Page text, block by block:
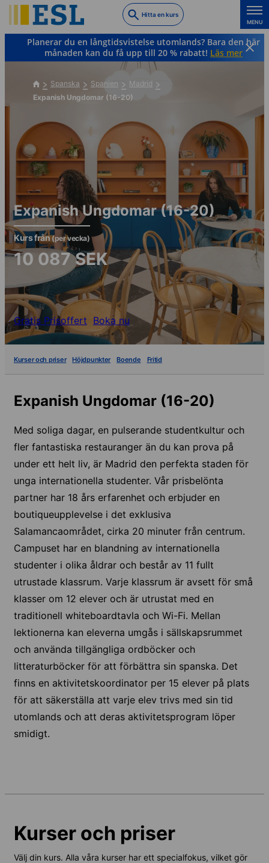
to
main
content
Hitta en kurs
MENU
Planerar du en långtidsvistelse utomlands? Bara den här
månaden kan du få upp till 20 % rabatt! Läs mer
Spanska Spanien
Madrid
Expanish Ungdomar (16-20)
Expanish Ungdomar (16-20)
Kurs från(per vecka)
10 087SEK
Gratis Prisoffert Boka nu
Kurser och priser Höjdpunkter Boende Fritid
Expanish Ungdomar (16-20)
Med soliga dagar, en pulserande studentkultur och
fler fantastiska restauranger än du kan prova på
under ett helt liv, är Madrid den perfekta staden för
unga internationella studenter. Vår prisbelönta
partner har 18 års erfarenhet och erbjuder en
boutiqueupplevelse i det exklusiva
Salamancaområdet, cirka 20 minuter från centrum.
Campuset har en blandning av internationella
studenter i olika åldrar och består av 11 fullt
utrustade klassrum. Varje klassrum är avsett för små
klasser om 12 elever och är utrustat med en
traditionell whiteboardtavla och Wi-Fi. Mellan
lektionerna kan eleverna umgås i sällskapsrummet
och använda tillgängliga ordböcker och
litteraturböcker för att förbättra sin spanska. Det
finns en aktivitetskoordinator per 15 elever på plats
för att säkerställa att varje elev trivs med sin tid
utomlands och att deras aktivitetsprogram löper
smidigt.
Kurser och priser
Välj din kurs. Alla våra kurser har ett specialfokus, vilket gör